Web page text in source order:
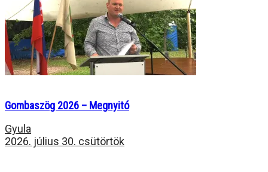
Gombaszög 2026 – Megnyitó
Gyula
2026. július 30. csütörtök